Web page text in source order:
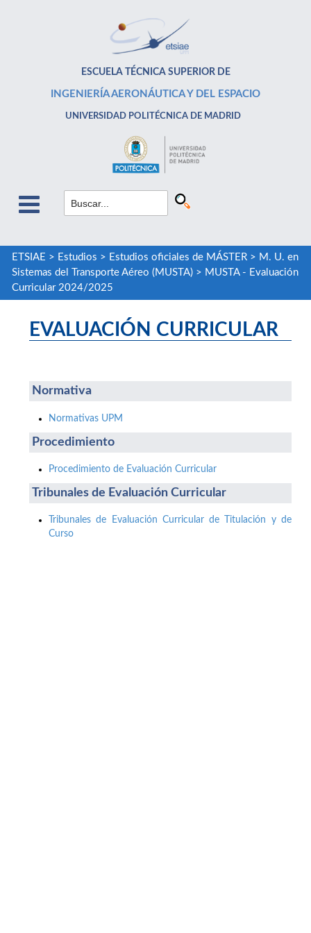
ESCUELA TÉCNICA SUPERIOR DE
INGENIERÍA AERONÁUTICA Y DEL ESPACIO
UNIVERSIDAD POLITÉCNICA DE MADRID
ETSIAE > Estudios > Estudios oficiales de MÁSTER> M. U. en
Sistemas del Transporte Aéreo (MUSTA)> MUSTA - Evaluación
Curricular 2024/2025
EVALUACIÓN CURRICULAR
Normativa
Normativas UPM
Procedimiento
Procedimiento de Evaluación Curricular
Tribunales de Evaluación Curricular
Tribunales de Evaluación Curricular de Titulación y de
Curso